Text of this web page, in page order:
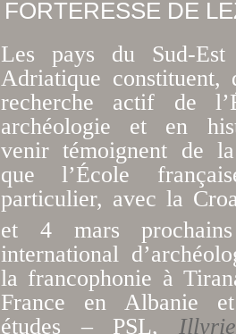
FORTERESSE DE
Les pays du Sud-
Adriatique
recherche actif de
archéologie et en
venir témoignent de
que l’École
particulier, avec la
et 4 mars
international
la francophonie à
France en Albanie
études – PSL,